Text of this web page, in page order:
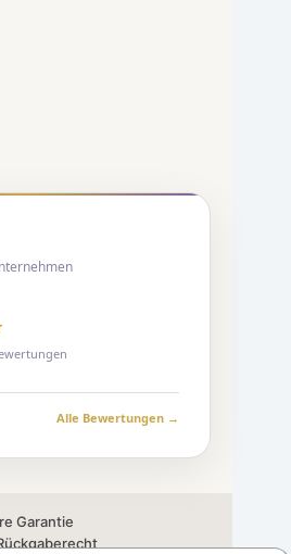
Alle Bewertungen →
Garantie